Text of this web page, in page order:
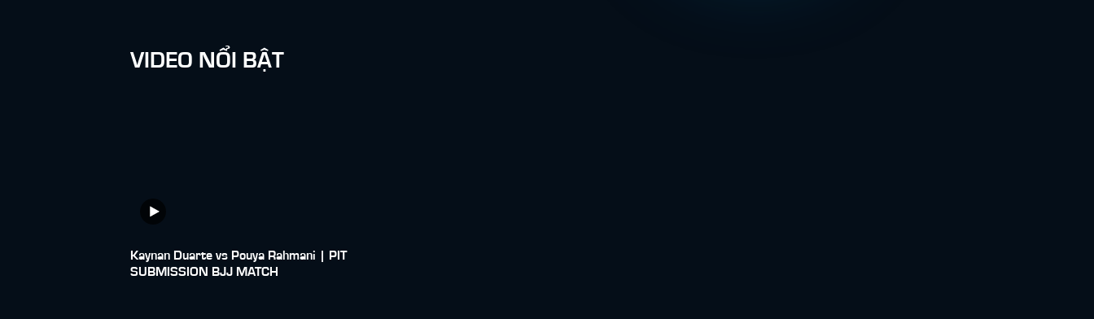
VIDEO NỔI BẬT
Kaynan Duarte vs Pouya Rahmani | PIT
SUBMISSION BJJ MATCH